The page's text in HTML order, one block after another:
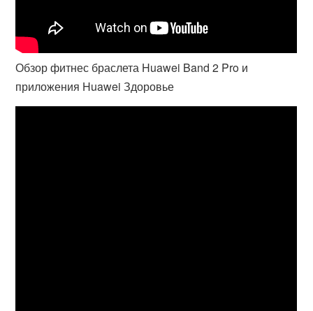
Обзор фитнес браслета Huawei Band 2 Pro и
приложения Huawei Здоровье